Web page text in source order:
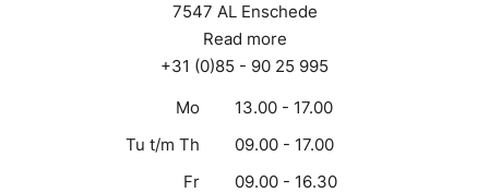
7547 AL Enschede
Read more
+31 (0)85 - 90 25 995
Mo
13.00 - 17.00
Tu t/m Th
09.00 - 17.00
Fr
09.00 - 16.30